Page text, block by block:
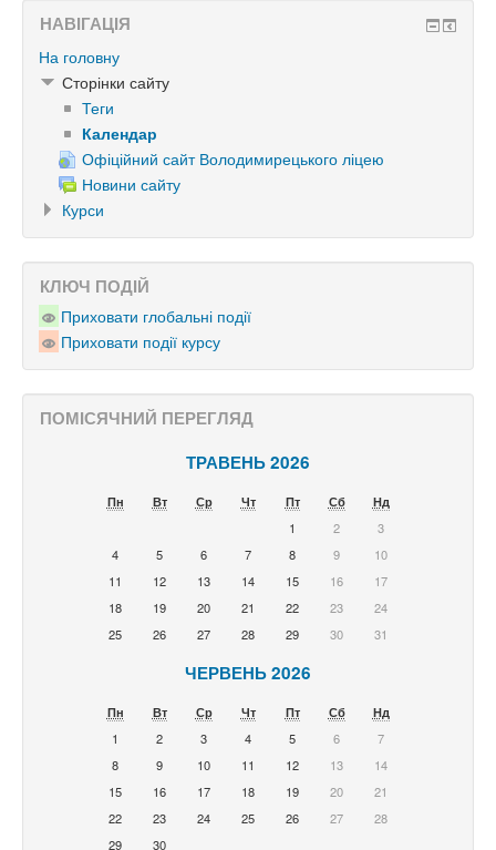
НАВІГАЦІЯ
На головну
Сторінки сайту
Теги
Календар
Офіційний сайт Володимирецького ліцею
Новини сайту
Курси
КЛЮЧ ПОДІЙ
Приховати глобальні події
Приховати події курсу
ПОМІСЯЧНИЙ ПЕРЕГЛЯД
ТРАВЕНЬ 2026
Пн Вт Ср Чт Пт Сб
Нд
1
2
3
4
5 6 7 8 9
10
11
12 13 14 15 16
17
18
19 20 21 22 23
24
25
26 27 28 29 30 31
ЧЕРВЕНЬ 2026
Пн Вт Ср Чт Пт Сб
Нд
1
2 3 4 5 6
7
8
9 10 11 12 13
14
15
16 17 18 19 20
21
22
23 24 25 26 27
28
29
30